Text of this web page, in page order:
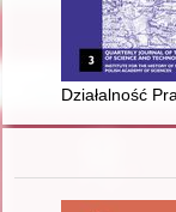
Działalność